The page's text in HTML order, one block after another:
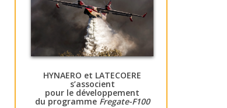
HYNAERO et LATECOERE
s’associent
pour le développement
du programme Fregate-F100